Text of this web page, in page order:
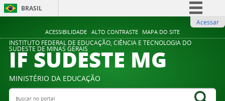
ACESSIBILIDADE ALTO CONTRASTE MAPA DO SITE
BRASIL
Comunica BR
Participe
Legislação
Acessar
INSTITUTO FEDERAL DE EDUCAÇÃO, CIÊNCIA E TECNOLOGIA DO
SUDESTE DE MINAS GERAIS
IF SUDESTE MG
MINISTÉRIO DA EDUCAÇÃO
Buscar no portal